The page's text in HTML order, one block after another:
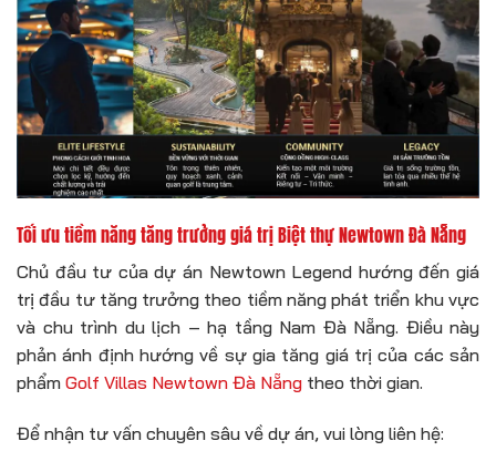
Tối ưu tiềm năng tăng trưởng giá trị Biệt thự Newtown Đà Nẵng
Chủ đầu tư của dự án Newtown Legend hướng đến giá
trị đầu tư tăng trưởng theo tiềm năng phát triển khu vực
và chu trình du lịch – hạ tầng Nam Đà Nẵng. Điều này
phản ánh định hướng về sự gia tăng giá trị của các sản
phẩm Golf Villas Newtown Đà Nẵng theo thời gian.
Để nhận tư vấn chuyên sâu về dự án, vui lòng liên hệ: